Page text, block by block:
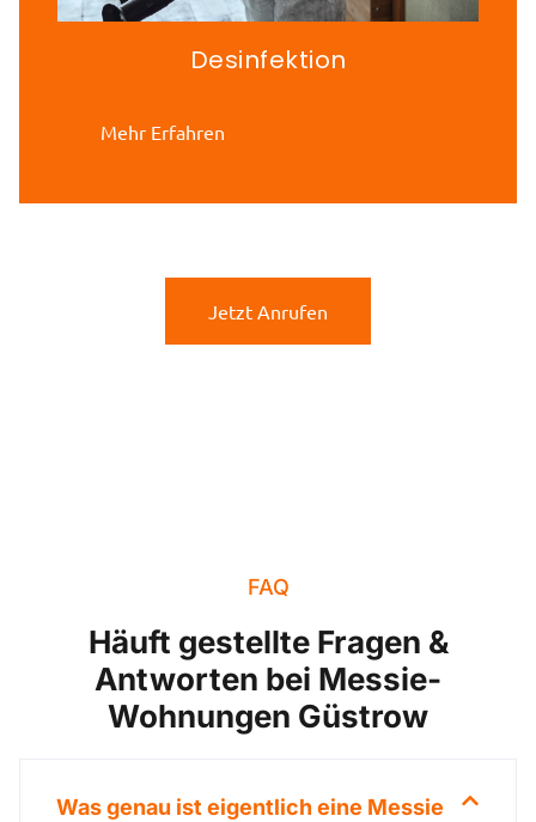
Desinfektion
Mehr Erfahren
Jetzt Anrufen
FAQ
Häuft gestellte Fragen &
Antworten bei Messie-
Wohnungen Güstrow
Was genau ist eigentlich eine Messie